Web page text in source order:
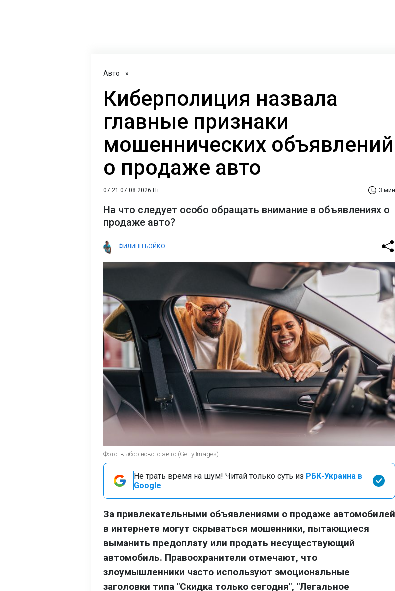
Авто »
Киберполиция назвала
главные признаки
мошеннических объявлений
о продаже авто
07:21 07.08.2026 Пт 3 мин
На что следует особо обращать внимание в объявлениях о
продаже авто?
ФИЛИПП БОЙКО
Фото: выбор нового авто (Getty Images)
Не трать время на шум! Читай только суть из РБК-Украина в
Google
За привлекательными объявлениями о продаже автомобилей
в интернете могут скрываться мошенники, пытающиеся
выманить предоплату или продать несуществующий
автомобиль. Правоохранители отмечают, что
злоумышленники часто используют эмоциональные
заголовки типа "Скидка только сегодня", "Легальное